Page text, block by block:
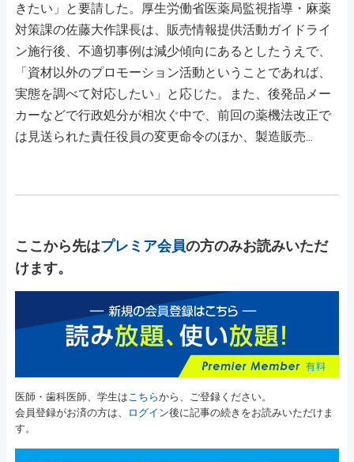
きたい」と要請した。厚生労働省医薬局監視指導・麻薬
対策課の佐藤大作課長は、販売情報提供活動ガイドライ
ン施行後、不適切事例は減少傾向にあるとしたうえで、
「資材以外のプロモーション活動ということであれば、
実態を調べて対応したい」と応じた。また、後発品メー
カーなどで行政処分が相次ぐ中で、前回の薬機法改正で
は見送られた責任役員の変更命令のほか、製造販売...
ここから先はプレミア会員の方のみお読みいただ
けます。
医師・歯科医師、学生はこちらから、ご登録ください。
会員登録がお済の方は、
ログイン後に記事の続きをお読みいただけま
す。